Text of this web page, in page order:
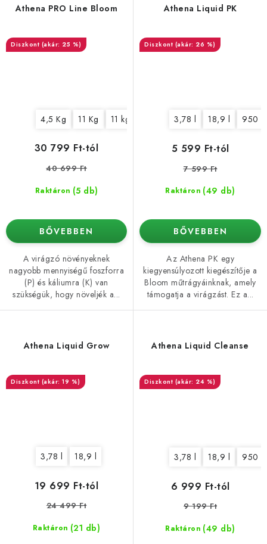
Athena PRO Line Bloom
(akár: 25 %)
4,5 Kg 11 Kg 11 kg (bag)
Raktáron (5 db)
30 799 Ft-tól
40 699 Ft
BŐVEBBEN
A virágzó növényeknek
nagyobb mennyiségű foszforra
(P) és káliumra (K) van
szükségük, hogy növeljék a...
Athena Liquid PK
(akár: 26 %)
3,78 l 18,9 l 950
Raktáron (49 db)
5 599 Ft-tól
7 599 Ft
BŐVEBBEN
Az Athena PK egy
kiegyensúlyozott kiegészítője a
Bloom műtrágyáinknak, amely
támogatja a virágzást. Ez a...
Athena Liquid Grow
(akár: 19 %)
3,78 l 18,9 l
Raktáron (21 db)
19 699 Ft-tól
24 499 Ft
Athena Liquid Cleanse
(akár: 24 %)
3,78 l 18,9 l 950
Raktáron (49 db)
6 999 Ft-tól
9 199 Ft